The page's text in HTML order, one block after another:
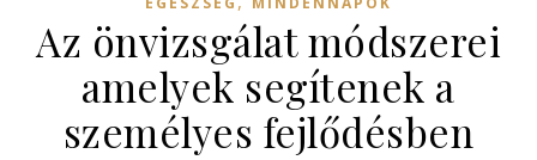
Az önvizsgálat módszerei
amelyek segítenek a
személyes fejlődésben